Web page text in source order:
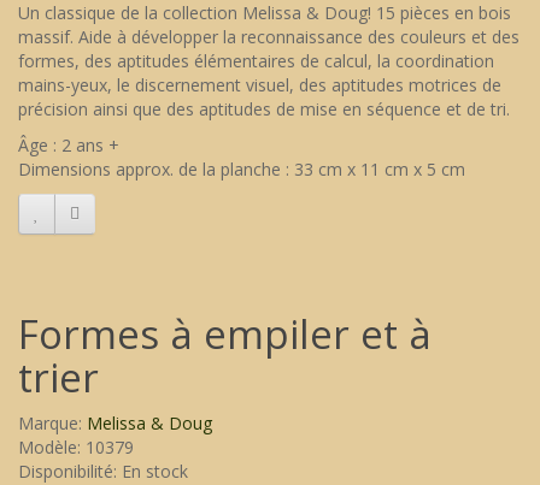
Un classique de la collection Melissa & Doug! 15 pièces en bois
massif. Aide à développer la reconnaissance des couleurs et des
formes, des aptitudes élémentaires de calcul, la coordination
mains-yeux, le discernement visuel, des aptitudes motrices de
précision ainsi que des aptitudes de mise en séquence et de tri.
Âge : 2 ans +
Dimensions approx. de la planche : 33 cm x 11 cm x 5 cm
Formes à empiler et à
trier
Marque: Melissa & Doug
Modèle: 10379
Disponibilité: En stock